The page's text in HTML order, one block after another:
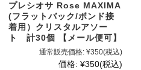
プレシオサ Rose MAXIMA
(フラットバック/ボンド接
着用）クリスタルアソー
ト 計30個 【メール便可】
通常販売価格: ¥350(税込)
価格: ¥350(税込)